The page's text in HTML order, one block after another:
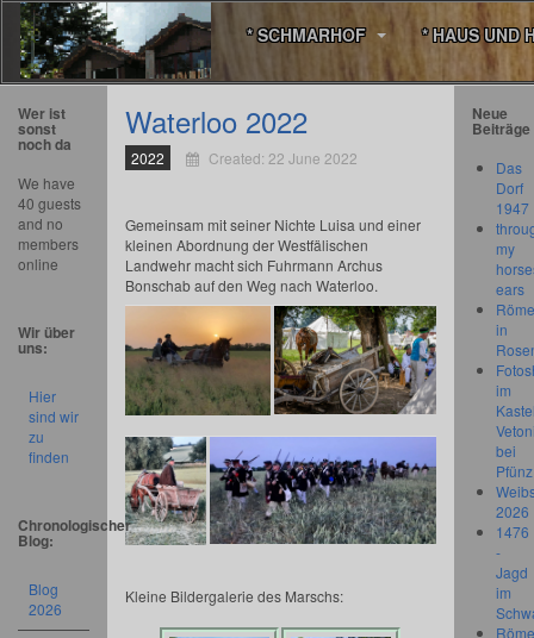
* SCHMARHOF * HAUS UND
Waterloo 2022
2022 Created: 22 June 2022
Gemeinsam mit seiner Nichte Luisa und einer
kleinen Abordnung der Westfälischen
Landwehr macht sich Fuhrmann Archus
Bonschab auf den Weg nach Waterloo.
Kleine Bildergalerie des Marschs:
Wer ist
sonst
noch da
We have
40 guests
and no
members
online
Wir über
uns:
Hier
sind wir
zu
finden
Chronologischer
Blog:
Blog
2026
Neue
Beiträge
Das
Dorf
1947
my
ears
in
im
bei
Pfünz
2026
1476
-
Jagd
im